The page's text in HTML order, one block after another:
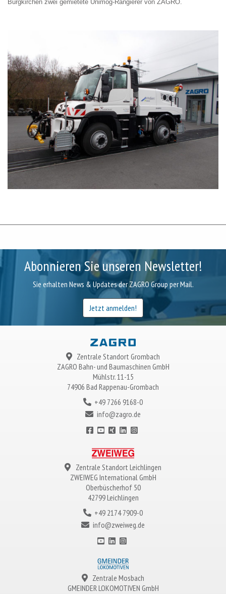
Burgkirchen zwei gemietete Unimog-Rangierer von ZAGRO.
Abonnieren Sie unseren Newsletter!
Sie erhalten News & Updates der ZAGRO Group per Mail.
Jetzt anmelden!
Zentrale Standort Grombach
ZAGRO Bahn- und Baumaschinen GmbH
Mühlstr. 11-15
74906 Bad Rappenau-Grombach
+49 7266 9168-0
info@zagro.de
Zentrale Standort Leichlingen
ZWEIWEG International GmbH
Oberbüscherhof 50
42799 Leichlingen
+49 2174 7909-0
info@zweiweg.de
Zentrale Mosbach
GMEINDER LOKOMOTIVEN GmbH